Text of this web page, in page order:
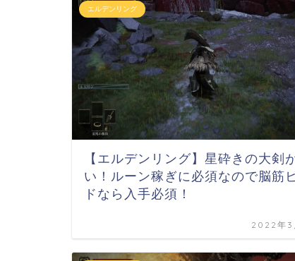
エルデンリング
【エルデンリング】星砕きの大剣
い！ルーン稼ぎに必須なので脳筋
ドなら入手必須！
2022年3